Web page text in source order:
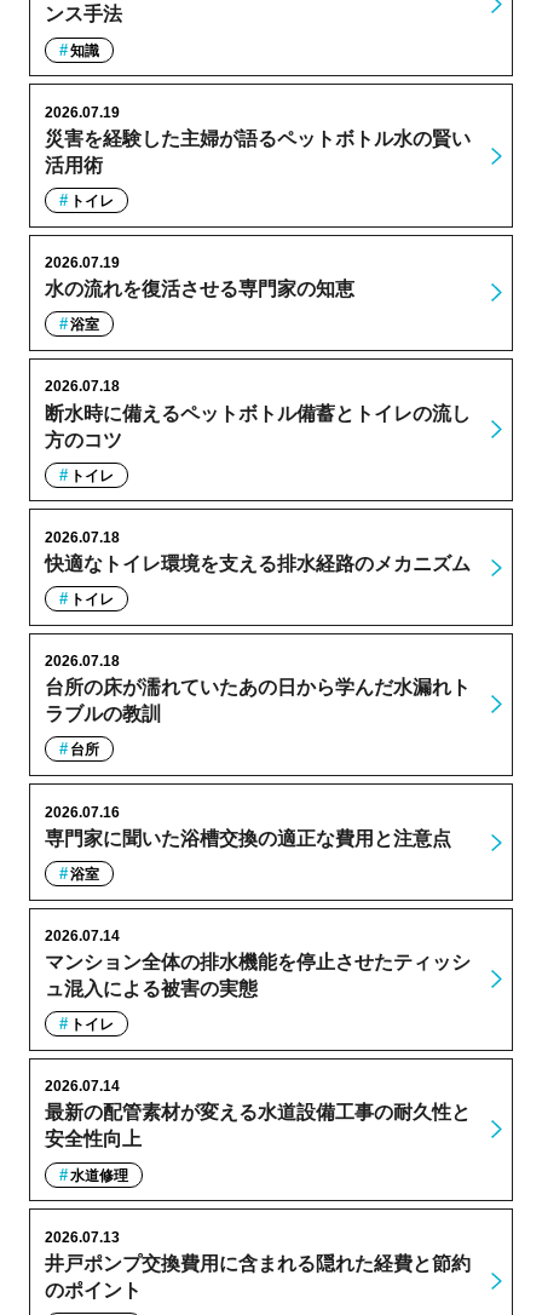
ンス手法
知識
災害を経験した主婦が語るペットボトル水の賢い
活用術
2026.07.19
トイレ
水の流れを復活させる専門家の知恵
2026.07.19
浴室
断水時に備えるペットボトル備蓄とトイレの流し
方のコツ
2026.07.18
トイレ
快適なトイレ環境を支える排水経路のメカニズム
2026.07.18
トイレ
台所の床が濡れていたあの日から学んだ水漏れト
ラブルの教訓
2026.07.18
台所
専門家に聞いた浴槽交換の適正な費用と注意点
2026.07.16
浴室
マンション全体の排水機能を停止させたティッシ
ュ混入による被害の実態
2026.07.14
トイレ
最新の配管素材が変える水道設備工事の耐久性と
安全性向上
2026.07.14
水道修理
井戸ポンプ交換費用に含まれる隠れた経費と節約
のポイント
2026.07.13